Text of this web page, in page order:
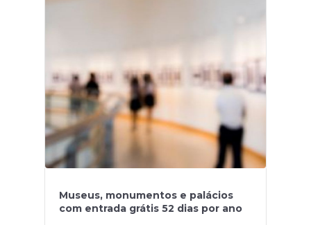
Museus, monumentos e palácios
com entrada grátis 52 dias por ano